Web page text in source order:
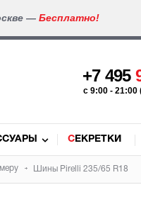
— Бесплатно!
+7 495
c 9:00 -
СЕКРЕТКИ
Шины Pirelli 235/65 R18